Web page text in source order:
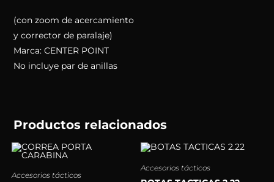
(con zoom de acercamiento
y corrector de paralaje)
Marca: CENTER POINT
No incluye par de anillas
Productos relacionados
Accesorios tácticos
Accesorios tácticos